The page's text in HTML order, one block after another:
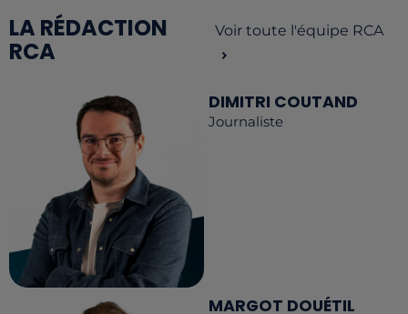
LA RÉDACTION
RCA
Voir toute l'équipe RCA
DIMITRI COUTAND
Journaliste
MARGOT DOUÉTIL